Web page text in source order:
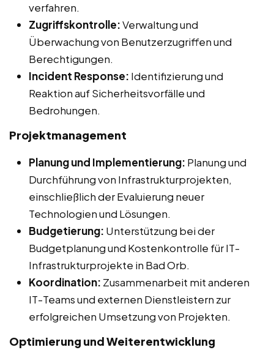
verfahren.
Zugriffskontrolle:Verwaltung und
Überwachung von Benutzerzugriffen und
Berechtigungen.
Incident Response: Identifizierung und
Reaktion auf Sicherheitsvorfälle und
Bedrohungen.
Projektmanagement
Planung und Implementierung: Planung und
Durchführung von Infrastrukturprojekten,
einschließlich der Evaluierung neuer
Technologien und Lösungen.
Budgetierung: Unterstützung bei der
Budgetplanung und Kostenkontrolle für IT-
Infrastrukturprojekte in Bad Orb.
Koordination: Zusammenarbeit mit anderen
IT-Teams und externen Dienstleistern zur
erfolgreichen Umsetzung von Projekten.
Optimierung und Weiterentwicklung